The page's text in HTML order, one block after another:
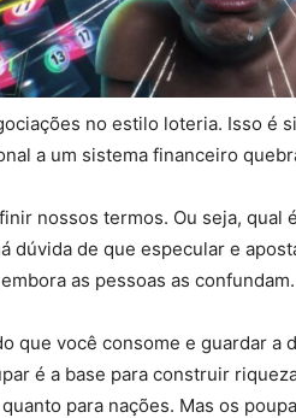
no estilo loteria. Isso é
a um sistema financeiro
nossos termos. Ou seja, qual
dúvida de que especular e
as pessoas as confundam.
que você consome e guardar a
é a base para construir
para nações. Mas os